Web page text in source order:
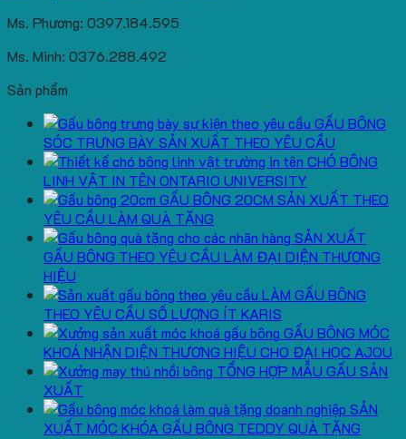
Ms. Phương: 0397.184.595
Ms. Minh: 0376.288.492
Sản phẩm
GẤU BÔNG
SÓC TRƯNG BÀY SẢN XUẤT THEO YÊU CẦU
CHÓ BÔNG
LINH VẬT IN TÊN ONTARIO UNIVERSITY
GẤU BÔNG 20CM SẢN XUẤT THEO
YÊU CẦU LÀM QUÀ TẶNG
SẢN XUẤT
GẤU BÔNG THEO YÊU CẦU LÀM ĐẠI DIỆN THƯƠNG
HIỆU
LÀM GẤU BÔNG
THEO YÊU CẦU SỐ LƯỢNG ÍT KARIS
GẤU BÔNG MÓC
KHOÁ NHẬN DIỆN THƯƠNG HIỆU CHO ĐẠI HỌC AJOU
TỔNG HỢP MẪU GẤU SẢN
XUẤT
SẢN
XUẤT MÓC KHÓA GẤU BÔNG TEDDY QUÀ TẶNG